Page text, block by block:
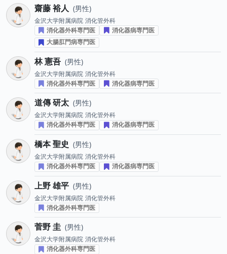
齋藤 裕人 男性
金沢大学附属病院 消化管外科
消化器外科専門医
消化器病専門医
大腸肛門病専門医
林 憲吾 男性
金沢大学附属病院 消化管外科
消化器外科専門医
消化器病専門医
道傳 研太 男性
金沢大学附属病院 消化管外科
消化器外科専門医
消化器病専門医
橋本 聖史 男性
金沢大学附属病院 消化管外科
消化器外科専門医
消化器病専門医
上野 雄平 男性
金沢大学附属病院 消化管外科
消化器外科専門医
菅野 圭 男性
金沢大学附属病院 消化管外科
消化器外科専門医